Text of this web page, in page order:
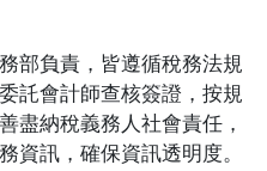
部負責，皆遵循稅務法規
託會計師查核簽證，按規
盡納稅義務人社會責任，
資訊，確保資訊透明度。